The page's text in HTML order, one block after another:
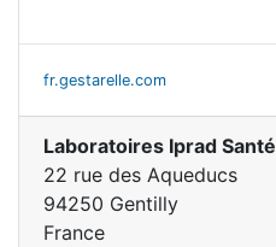
fr.gestarelle.com
Laboratoires Iprad Santé
22 rue des Aqueducs
94250 Gentilly
France